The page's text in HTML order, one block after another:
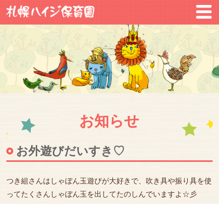
お知らせ
お外遊びだいすき♡
つき組さんはしゃぼん玉遊びが大好きで、吹き具や振り具を使
ってたくさんしゃぼん玉を出してたのしんでいますよ☆彡